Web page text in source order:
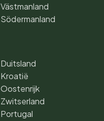
Västmanland
Södermanland
Duitsland
Kroatië
Oostenrijk
Zwitserland
Portugal